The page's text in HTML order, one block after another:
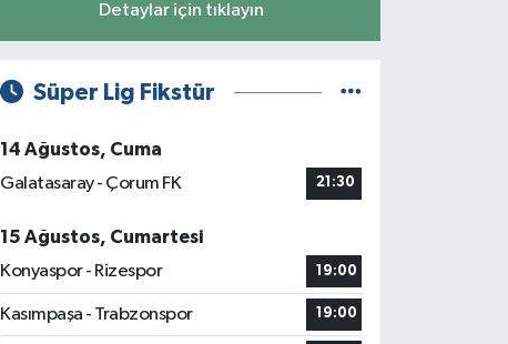
Detaylar için tıklayın
Süper Lig Fikstür
14 Ağustos, Cuma
Galatasaray - Çorum FK
21:30
15 Ağustos, Cumartesi
Konyaspor - Rizespor
19:00
Kasımpaşa - Trabzonspor 19:00